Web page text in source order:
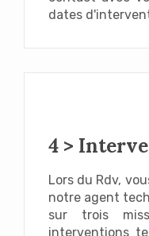
dates
4 >
Lors du Rdv,
notre agent
sur trois
interventions